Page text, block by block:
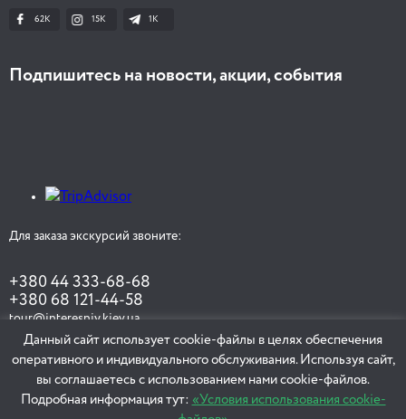
62K 15K 1К
Подпишитесь на новости, акции, события
Для заказа экскурсий звоните:
+380 44 333-68-68
+380 68 121-44-58
tour@interesniy.kiev.ua
ЗАКАЗАТЬ ЭКСКУРСИЮ
Данный сайт использует cookie-файлы в целях обеспечения
оперативного и индивидуального обслуживания. Используя сайт,
вы соглашаетесь с использованием нами cookie-файлов.
Подробная информация тут: «Условия использования cookie-